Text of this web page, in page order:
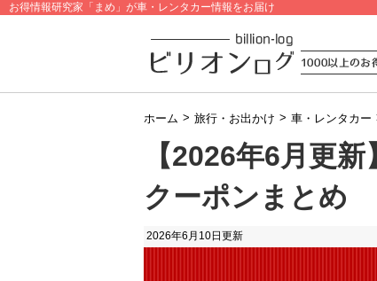
お得情報研究家「まめ」が車・レンタカー情報をお届け
ホーム > 旅行・お出かけ > 車・レンタカー
【2026年6月更
クーポンまとめ
2026年6月10日 更新